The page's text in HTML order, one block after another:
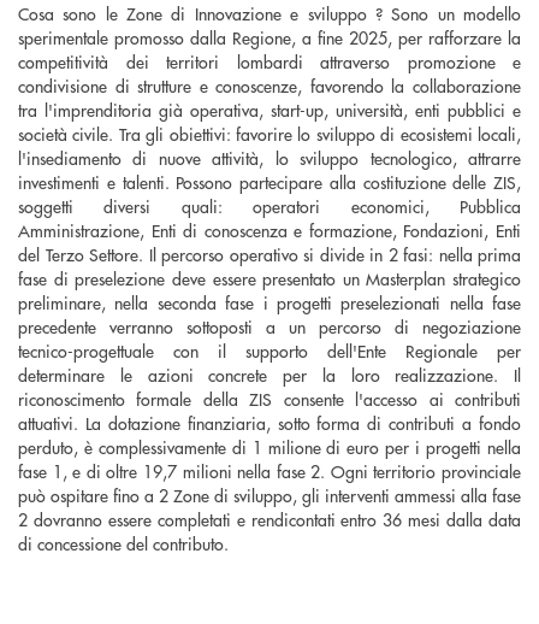
Cosa sono le Zone di Innovazione e sviluppo ? Sono un modello
sperimentale promosso dalla Regione, a fine 2025, per rafforzare la
competitività dei territori lombardi attraverso promozione e
condivisione di strutture e conoscenze, favorendo la collaborazione
tra l'imprenditoria già operativa, start-up, università, enti pubblici e
società civile. Tra gli obiettivi: favorire lo sviluppo di ecosistemi locali,
l'insediamento di nuove attività, lo sviluppo tecnologico, attrarre
investimenti e talenti. Possono partecipare alla costituzione delle ZIS,
soggetti diversi quali: operatori economici, Pubblica
Amministrazione, Enti di conoscenza e formazione, Fondazioni, Enti
del Terzo Settore. Il percorso operativo si divide in 2 fasi: nella prima
fase di preselezione deve essere presentato un Masterplan strategico
preliminare, nella seconda fase i progetti preselezionati nella fase
precedente verranno sottoposti a un percorso di negoziazione
tecnico-progettuale con il supporto dell'Ente Regionale per
determinare le azioni concrete per la loro realizzazione. Il
riconoscimento formale della ZIS consente l'accesso ai contributi
attuativi. La dotazione finanziaria, sotto forma di contributi a fondo
perduto, è complessivamente di 1 milione di euro per i progetti nella
fase 1, e di oltre 19,7 milioni nella fase 2. Ogni territorio provinciale
può ospitare fino a 2 Zone di sviluppo, gli interventi ammessi alla fase
2 dovranno essere completati e rendicontati entro 36 mesi dalla data
di concessione del contributo.